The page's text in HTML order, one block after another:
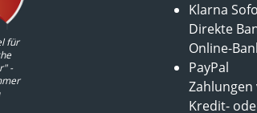
für
-
Klarna
Direkte
Online-
PayPal
Zahlungen
Kredit-